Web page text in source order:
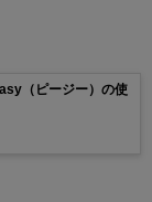
（ピージー）の使